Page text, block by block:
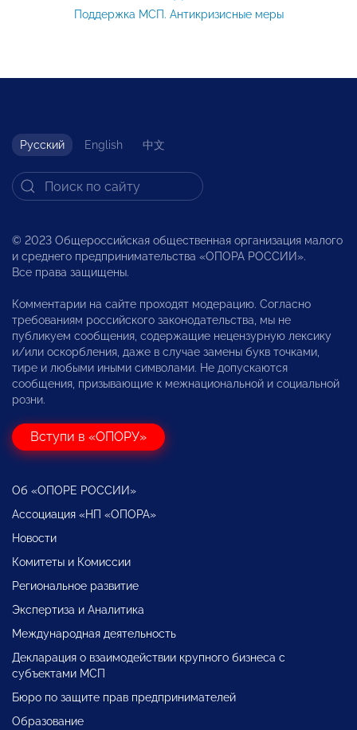
Поддержка МСП. Антикризисные меры
Русский English 中文
© 2023 Общероссийская общественная организация малого
и среднего предпринимательства «ОПОРА РОССИИ».
Все права защищены.
Комментарии на сайте проходят модерацию. Согласно
требованиям российского законодательства, мы не
публикуем сообщения, содержащие нецензурную лексику
и/или оскорбления, даже в случае замены букв точками,
тире и любыми иными символами. Не допускаются
сообщения, призывающие к межнациональной и социальной
розни.
Вступи в «ОПОРУ»
Об «ОПОРЕ РОССИИ»
Ассоциация «НП «ОПОРА»
Новости
Комитеты и Комиссии
Региональное развитие
Экспертиза и Аналитика
Международная деятельность
Декларация о взаимодействии крупного бизнеса с
субъектами МСП
Бюро по защите прав предпринимателей
Образование